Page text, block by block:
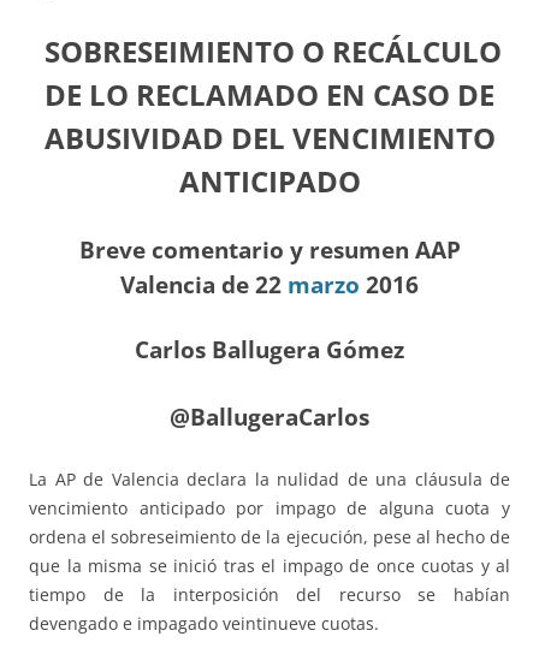
SOBRESEIMIENTO O RECÁLCULO
DE LO RECLAMADO EN CASO DE
ABUSIVIDAD DEL VENCIMIENTO
ANTICIPADO
Breve comentario y resumen AAP
Valencia de 22 marzo 2016
Carlos Ballugera Gómez
@BallugeraCarlos
La AP de Valencia declara la nulidad de una cláusula de
vencimiento anticipado por impago de alguna cuota y
ordena el sobreseimiento de la ejecución, pese al hecho de
que la misma se inició tras el impago de once cuotas y al
tiempo de la interposición del recurso se habían
devengado e impagado veintinueve cuotas.